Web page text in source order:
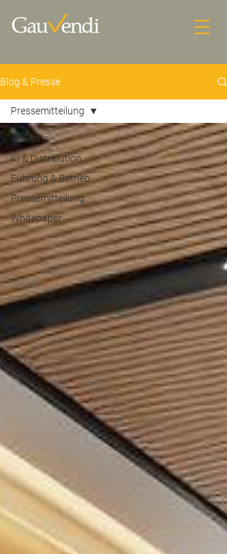
Blog & Presse
All Posts
KI & Distribution
Führung & Betrieb
Pressemitteilung
Whitepaper
Pressemitteilung